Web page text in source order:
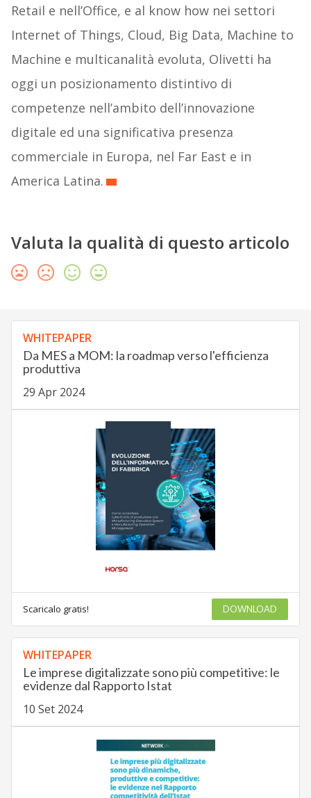
Retail e nell’Office, e al know how nei settori
Internet of Things, Cloud, Big Data, Machine to
Machine e multicanalità evoluta, Olivetti ha
oggi un posizionamento distintivo di
competenze nell’ambito dell’innovazione
digitale ed una significativa presenza
commerciale in Europa, nel Far East e in
America Latina.
Valuta la qualità di questo articolo
WHITEPAPER
Da MES a MOM: la roadmap verso l'efficienza
produttiva
29 Apr 2024
Scaricalo gratis! DOWNLOAD
WHITEPAPER
Le imprese digitalizzate sono più competitive: le
evidenze dal Rapporto Istat
10 Set 2024